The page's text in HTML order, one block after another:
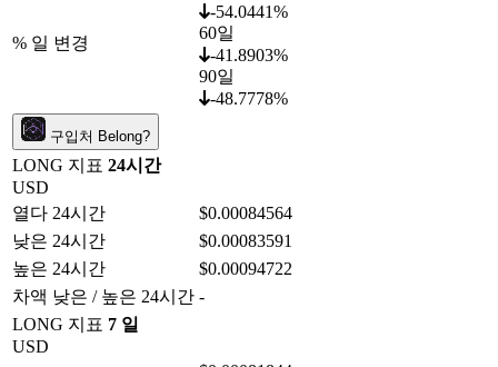
% 일 변경
-54.0441%
60일
-41.8903%
90일
-48.7778%
구입처 Belong?
LONG 지표 24시간
USD
열다 24시간
$0.00084564
낮은 24시간
$0.00083591
높은 24시간
$0.00094722
차액 낮은 / 높은 24시간 -
LONG 지표 7 일
USD